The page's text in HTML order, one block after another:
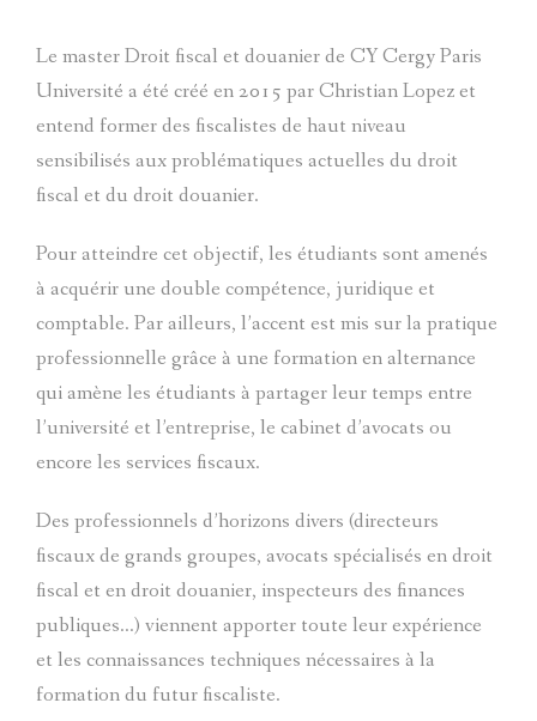
ALUMNI
CONTACT
Le master Droit fiscal et douanier de CY Cergy Paris
Université a été créé en 2015 par Christian Lopez et
entend former des fiscalistes de haut niveau
sensibilisés aux problématiques actuelles du droit
fiscal et du droit douanier.
Pour atteindre cet objectif, les étudiants sont amenés
à acquérir une double compétence, juridique et
comptable. Par ailleurs, l’accent est mis sur la pratique
professionnelle grâce à une formation en alternance
qui amène les étudiants à partager leur temps entre
l’université et l’entreprise, le cabinet d’avocats ou
encore les services fiscaux.
Des professionnels d’horizons divers (directeurs
fiscaux de grands groupes, avocats spécialisés en droit
fiscal et en droit douanier, inspecteurs des finances
publiques…) viennent apporter toute leur expérience
et les connaissances techniques nécessaires à la
formation du futur fiscaliste.